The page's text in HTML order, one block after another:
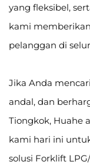
yang fleksibel,
kami
pelanggan di
Jika Anda
andal, dan
Tiongkok, Huahe
kami hari ini
solusi Forklift